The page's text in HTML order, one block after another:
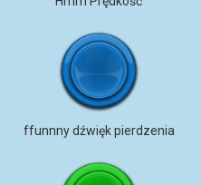
ffunnny dźwięk pierdzenia